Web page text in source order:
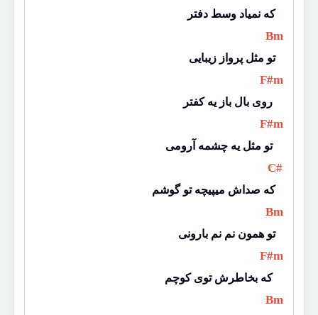
که نمیاد وسط دفتر
Bm
تو مثل پرواز زیبایی
F#m
روی بال باز یه کفتر
F#m
تو مثل یه چشمه آرومی
C#
که صداش میپیچه تو گوشم
Bm
تو همون نم نم بارونی
F#m
که بخاطرش توی کوچم
Bm